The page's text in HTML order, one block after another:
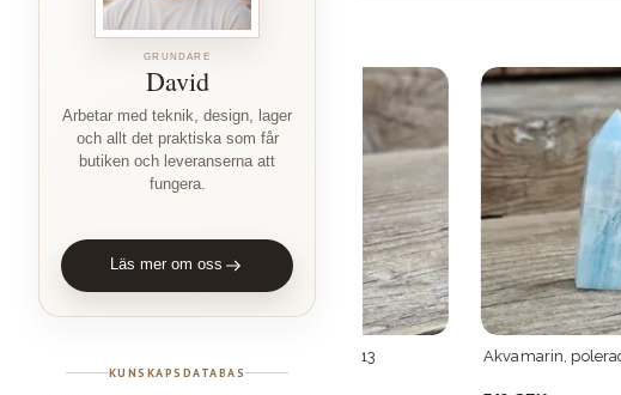
GRUNDARE
David
Arbetar med teknik, design, lager
och allt det praktiska som får
butiken och leveranserna att
fungera.
Läs mer om oss
KUNSKAPSDATABAS
Akvamarin, polerad spets #8